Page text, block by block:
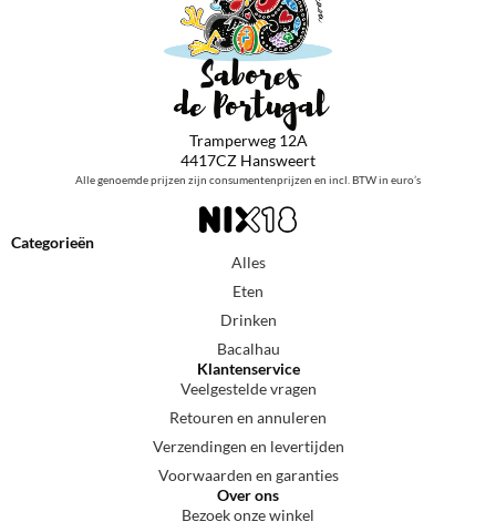
Tramperweg 12A
4417CZ Hansweert
Alle genoemde prijzen zijn consumentenprijzen en incl. BTW in euro’s
Categorieën
Alles
Eten
Drinken
Bacalhau
Klantenservice
Veelgestelde vragen
Retouren en annuleren
Verzendingen en levertijden
Voorwaarden en garanties
Over ons
Bezoek onze winkel